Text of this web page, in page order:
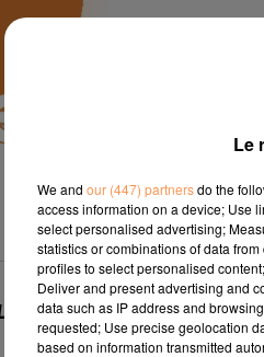
SUR RADIO INSIDE
Le
We and our (447) partnersdo the
access information on a device; Use
select personalised advertising;
statistics or combinations of data
profiles to select personalised
Deliver and present advertising and
data such as IP address and
requested; Use precise geolocation
based on information transmitted